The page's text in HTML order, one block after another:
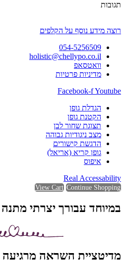
תגובות
רוצה מידע נוסף על הקלפים
054-5256509
holistic@chellypo.co.il
וואטסאפ
מדיניות פרטיות
Facebook-fYoutube
הגדלת גופן
הקטנת גופן
תצוגת שחור לבן
מצב ניגודיות גבוהה
הדגשת קישורים
גופן קריא (אריאל)
איפוס
Real Accessability
View Cart Continue Shopping
במיוחד עבורך יצרתי
מדיטציית השראה מרגיעה